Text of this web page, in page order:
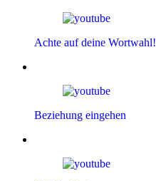
Achte auf deine Wortwahl!
Beziehung eingehen